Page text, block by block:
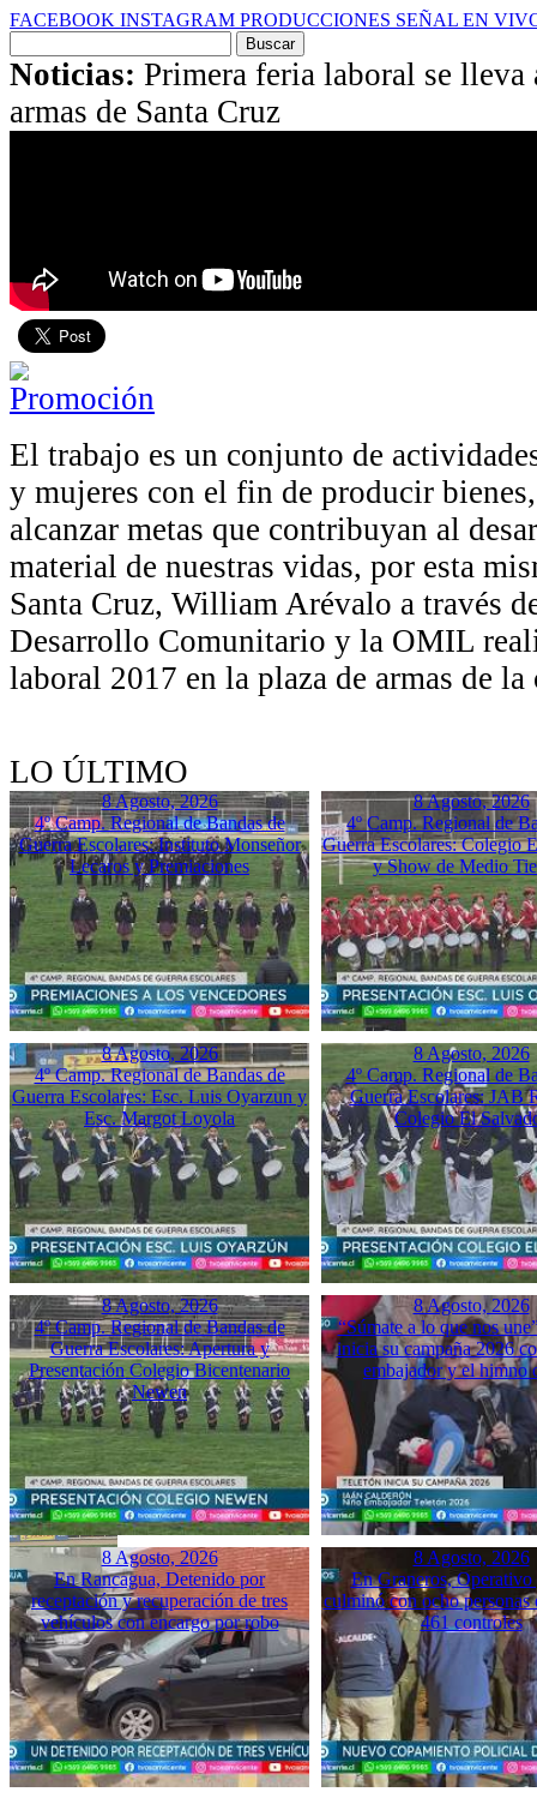
FACEBOOK INSTAGRAM PRODUCCIONES SEÑAL EN
por:
Noticias: Primera feria laboral se lleva
armas de Santa Cruz
El trabajo es un conjunto de
y mujeres con el fin de producir
alcanzar metas que contribuyan al
material de nuestras vidas, por esta
Santa Cruz, William Arévalo a través
Desarrollo Comunitario y la OMIL
laboral 2017 en la plaza de armas de la
LO ÚLTIMO
8 Agosto, 2026
4º Camp. Regional de Bandas de
Guerra Escolares: Instituto Monseñor
Lecaros y Premiaciones
8 Agosto, 2026
4º Camp. Regional de
Guerra Escolares: Colegio
y Show de Medio
8 Agosto, 2026
4º Camp. Regional de Bandas de
Guerra Escolares: Esc. Luis Oyarzun y
Esc. Margot Loyola
8 Agosto, 2026
4º Camp. Regional de
Guerra Escolares: JAB
Colegio El
8 Agosto, 2026
4º Camp. Regional de Bandas de
Guerra Escolares: Apertura y
Presentación Colegio Bicentenario
Newen
8 Agosto, 2026
“Súmate a lo que nos
inicia su campaña 2026
embajador y el himno
8 Agosto, 2026
En Rancagua, Detenido por
receptación y recuperación de tres
vehículos con encargo por robo
8 Agosto, 2026
En Graneros,
culminó con ocho personas
461 controles